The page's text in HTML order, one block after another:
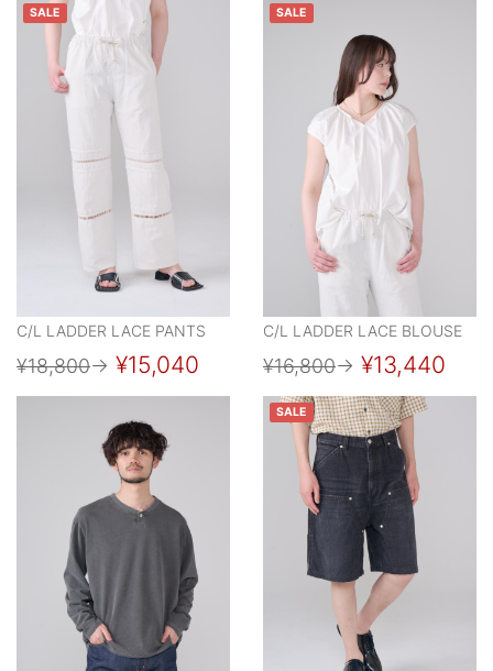
SALE
C/L LADDER LACE PANTS
¥18,800→ ¥15,040
SALE
C/L LADDER LACE BLOUSE
¥16,800→ ¥13,440
SALE